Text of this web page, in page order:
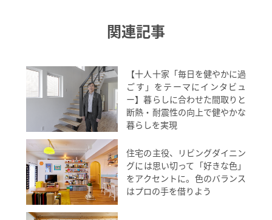
関連記事
【十人十家「毎日を健やかに過
ごす」をテーマにインタビュ
ー】暮らしに合わせた間取りと
断熱・耐震性の向上で健やかな
暮らしを実現
住宅の主役、リビングダイニン
グには思い切って「好きな色」
をアクセントに。色のバランス
はプロの手を借りよう